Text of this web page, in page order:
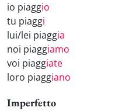
io piaggio
tu piaggi
lui/lei piaggia
noi piaggiamo
voi piaggiate
loro piaggiano
Imperfetto